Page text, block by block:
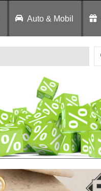
Auto & Mobil